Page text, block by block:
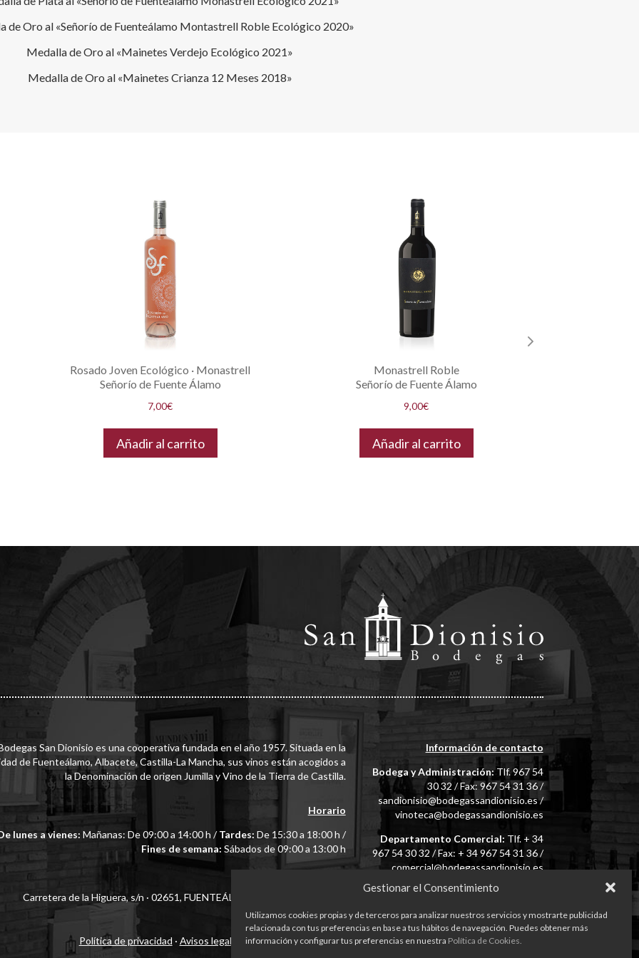
Gestionar el Consentimiento
Utilizamos cookies propias y de terceros para analizar nuestros servicios y mostrarte publicidad
relacionada con tus preferencias en base a tus hábitos de navegación. Puedes obtener más
información y configurar tus preferencias en nuestra Política de Cookies.
de Oro al «Señorío de Fuenteálamo Montastrell Roble Ecológico 2020»
Medalla de Oro al «Mainetes Verdejo Ecológico 2021»
Medalla de Oro al «Mainetes Crianza 12 Meses 2018»
Rosado Joven Ecológico · Monastrell
Señorío de Fuente Álamo
7,00€
Añadir al carrito
Monastrell Roble
Señorío de Fuente Álamo
9,00€
Añadir al carrito
San Dionisio es una cooperativa fundada en el año 1957. Situada en la
de Fuenteálamo, Albacete, Castilla-La Mancha, sus vinos están acogidos a
la Denominación de origen Jumilla y Vino de la Tierra de Castilla.
Horario
lunes a vienes: Mañanas: De 09:00 a 14:00 h /Tardes: De 15:30 a 18:00 h /
Fines de semana: Sábados de 09:00 a 13:00 h
Carretera de la Higuera, s/n · 02651, FUENTEÁLAMO, Albacete, ESPAÑA
Información de contacto
Bodega y Administración:Tlf. 967 54
30 32 / Fax: 967 54 31 36 /
sandionisio@bodegassandionisio.es/
vinoteca@bodegassandionisio.es
Departamento Comercial: Tlf. + 34
967 54 30 32 / Fax: + 34 967 54 31 36 /
comercial@bodegassandionisio.es
Política de privacidad · Avisos legales ·Política de Cookies·Términos y condiciones generales de compra